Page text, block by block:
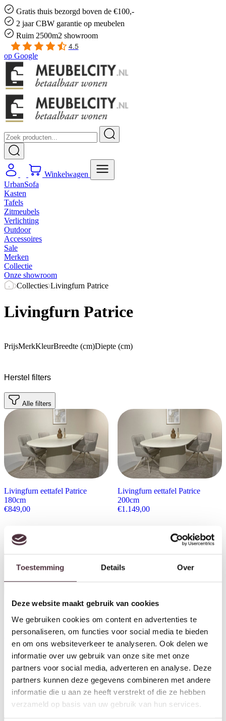
Toestemming Details Over
Deze website maakt gebruik van cookies
We gebruiken cookies om content en advertenties te
personaliseren, om functies voor social media te bieden
en om ons websiteverkeer te analyseren. Ook delen we
informatie over uw gebruik van onze site met onze
partners voor social media, adverteren en analyse. Deze
partners kunnen deze gegevens combineren met andere
informatie die u aan ze heeft verstrekt of die ze hebben
verzameld op basis van uw gebruik van hun services.
Gratis thuis bezorgd boven de €100,-
2 jaar CBW garantie op meubelen
Ruim 2500m2 showroom
4.5
op Google
Winkelwagen
UrbanSofa
Kasten
Tafels
Zitmeubels
Verlichting
Outdoor
Accessoires
Sale
Merken
Collectie
Onze showroom
Collecties Livingfurn Patrice
Livingfurn Patrice
PrijsMerkKleurBreedte (cm)Diepte (cm)
Herstel filters
Alle filters
Livingfurn eettafel Patrice
180cm
€849,00
Livingfurn eettafel Patrice
200cm
€1.149,00
Livingfurn eettafel Patrice
300cm
1.549,00
Livingfurn wandtafel Patrice
140cm
€ 499,00